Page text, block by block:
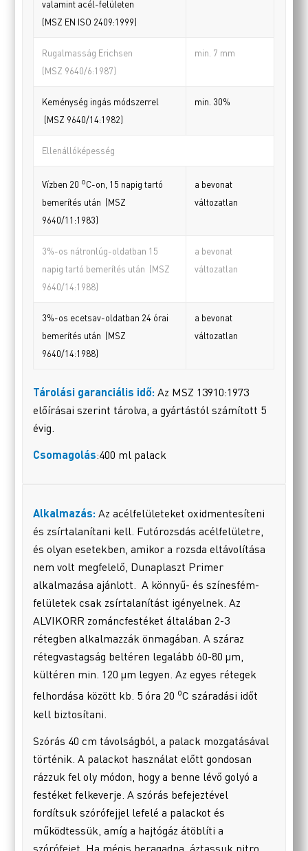
valamint acél-felületen
(MSZ EN ISO 2409:1999)
Rugalmasság Erichsen
(MSZ 9640/6:1987)
min. 7 mm
Keménység ingás módszerrel
(MSZ 9640/14:1982)
min. 30%
Ellenállóképesség
Vízben 20 oC-on, 15 napig tartó
bemerítés után (MSZ
9640/11:1983)
a bevonat
változatlan
3%-os nátronlúg-oldatban 15
napig tartó bemerítés után (MSZ
9640/14:1988)
a bevonat
változatlan
3%-os ecetsav-oldatban 24 órai
bemerítés után (MSZ
9640/14:1988)
a bevonat
változatlan
Tárolási garanciális idő: Az MSZ 13910:1973
előírásai szerint tárolva, a gyártástól számított 5
évig.
Csomagolás:400 ml palack
Alkalmazás:Az acélfelületeket oxidmentesíteni
és zsírtalanítani kell. Futórozsdás acélfelületre,
és olyan esetekben, amikor a rozsda eltávolítása
nem volt megfelelő, Dunaplaszt Primer
alkalmazása ajánlott. A könnyű- és színesfém-
felületek csak zsírtalanítást igényelnek. Az
ALVIKORR zománcfestéket általában 2-3
rétegben alkalmazzák önmagában. A száraz
rétegvastagság beltéren legalább 60-80 µm,
kültéren min. 120 µm legyen. Az egyes rétegek
felhordása között kb. 5 óra 20 oC száradási időt
kell biztosítani.
Szórás 40 cm távolságból, a palack mozgatásával
történik. A palackot használat előtt gondosan
rázzuk fel oly módon, hogy a benne lévő golyó a
festéket felkeverje. A szórás befejeztével
fordítsuk szórófejjel lefelé a palackot és
működtessük, amíg a hajtógáz átöblíti a